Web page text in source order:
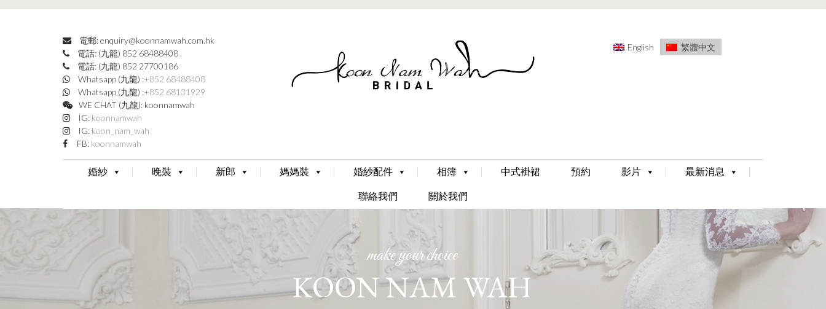
電郵: enquiry@koonnamwah.com.hk
電話: (九龍) 852 68488408 .
電話: (九龍) 852 27700186
Whatsapp (九龍) :+852 68488408
Whatsapp (九龍) :+852 68131929
WE CHAT (九龍): koonnamwah
IG: koonnamwah
IG: koon_nam_wah
FB: koonnamwah
English 繁體中文
Skip
to
content
婚紗 晚裝 新郎 媽媽裝 婚紗配件 相簿 中式褂裙 預約 影片
最新消息
聯絡我們
關於我們
make your choice
KOON NAM WAH